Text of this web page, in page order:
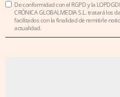
De conformidad con el RGPD y la
CRÓNICA GLOBALMEDIA S.L. tratará los
facilitados con la finalidad de remitirle
actualidad.